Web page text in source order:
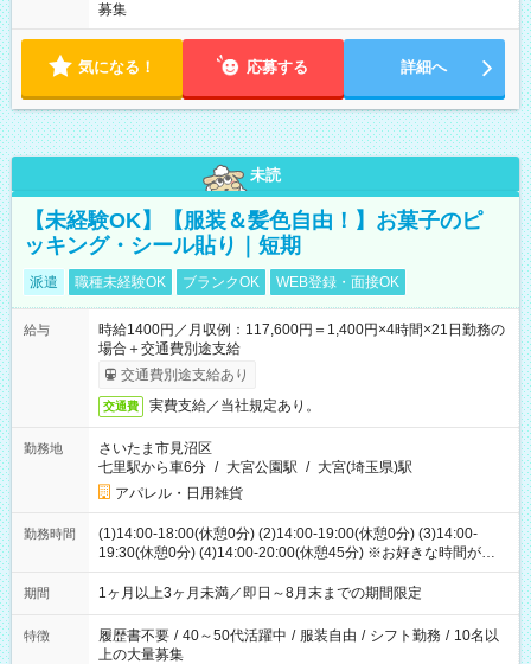
募集
気になる！ 応募する 詳細へ
未読
【未経験OK】【服装＆髪色自由！】お菓子のピ
ッキング・シール貼り｜短期
派遣 職種未経験OK ブランクOK WEB登録・面接OK
給与
時給1400円／月収例：117,600円＝1,400円×4時間×21日勤務の
場合＋交通費別途支給
交通費別途支給あり
交通費 実費支給／当社規定あり。
勤務地
さいたま市見沼区
七里駅から車6分 / 大宮公園駅 / 大宮(埼玉県)駅
アパレル・日用雑貨
勤務時間
(1)14:00-18:00(休憩0分) (2)14:00-19:00(休憩0分) (3)14:00-
19:30(休憩0分) (4)14:00-20:00(休憩45分) ※お好きな時間が選べ
ます
期間 1ヶ月以上3ヶ月未満／即日～8月末までの期間限定
特徴 履歴書不要 / 40～50代活躍中 / 服装自由 / シフト勤務 / 10名以
上の大量募集